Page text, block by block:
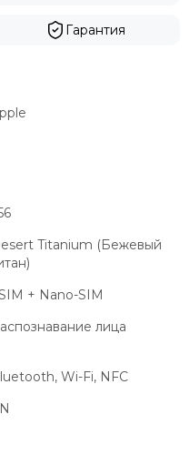
Гарантия
Titanium (Бежевый
+ Nano-SIM
лица
Wi-Fi, NFC